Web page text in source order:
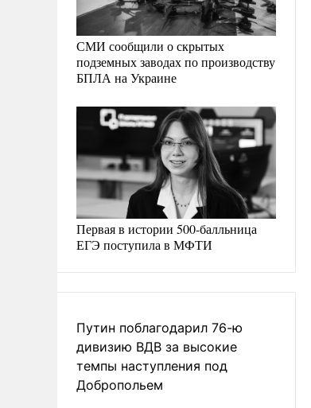
СМИ сообщили о скрытых
подземных заводах по производству
БПЛА на Украине
Первая в истории 500-балльница
ЕГЭ поступила в МФТИ
Путин поблагодарил 76-ю
дивизию ВДВ за высокие
темпы наступления под
Добропольем